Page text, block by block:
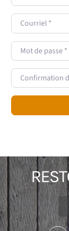
Courriel *
Mot de passe
Confirmation du